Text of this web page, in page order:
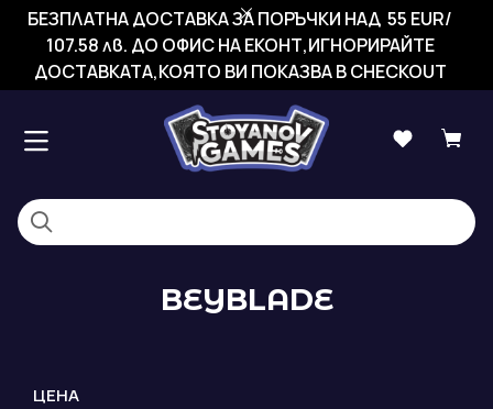
БЕЗПЛАТНА ДОСТАВКА ЗА ПОРЪЧКИ НАД 55 EUR/
107.58 лв. ДО ОФИС НА ЕКОНТ,ИГНОРИРАЙТЕ
ДОСТАВКАТА,КОЯТО ВИ ПОКАЗВА В CHECKOUT
BEYBLADE
ЦЕНА